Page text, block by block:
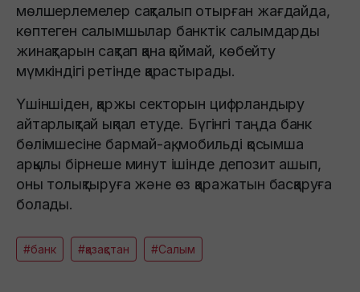
мөлшерлемелер сақталып отырған жағдайда,
көптеген салымшылар банктік салымдарды
жинақтарын сақтап қана қоймай, көбейту
мүмкіндігі ретінде қарастырады.
Үшіншіден, қаржы секторын цифрландыру
айтарлықтай ықпал етуде. Бүгінгі таңда банк
бөлімшесіне бармай-ақ, мобильді қосымша
арқылы бірнеше минут ішінде депозит ашып,
оны толықтыруға және өз қаражатын басқаруға
болады.
#банк #қазақстан #Салым